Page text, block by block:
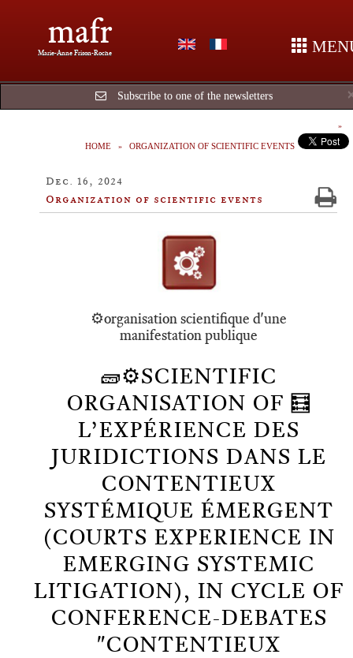
mafr
Marie-Anne Frison-Roche
Subscribe to one of the newsletters
HOME ORGANIZATION OF SCIENTIFIC EVENTS
Dec. 16, 2024
Organization of scientific events
⚙️organisation scientifique d'une
manifestation publique
🧱⚙️SCIENTIFIC
ORGANISATION OF 🧮
L’EXPÉRIENCE DES
JURIDICTIONS DANS LE
CONTENTIEUX
SYSTÉMIQUE ÉMERGENT
(COURTS EXPERIENCE IN
EMERGING SYSTEMIC
LITIGATION), IN CYCLE OF
CONFERENCE-DEBATES
"CONTENTIEUX